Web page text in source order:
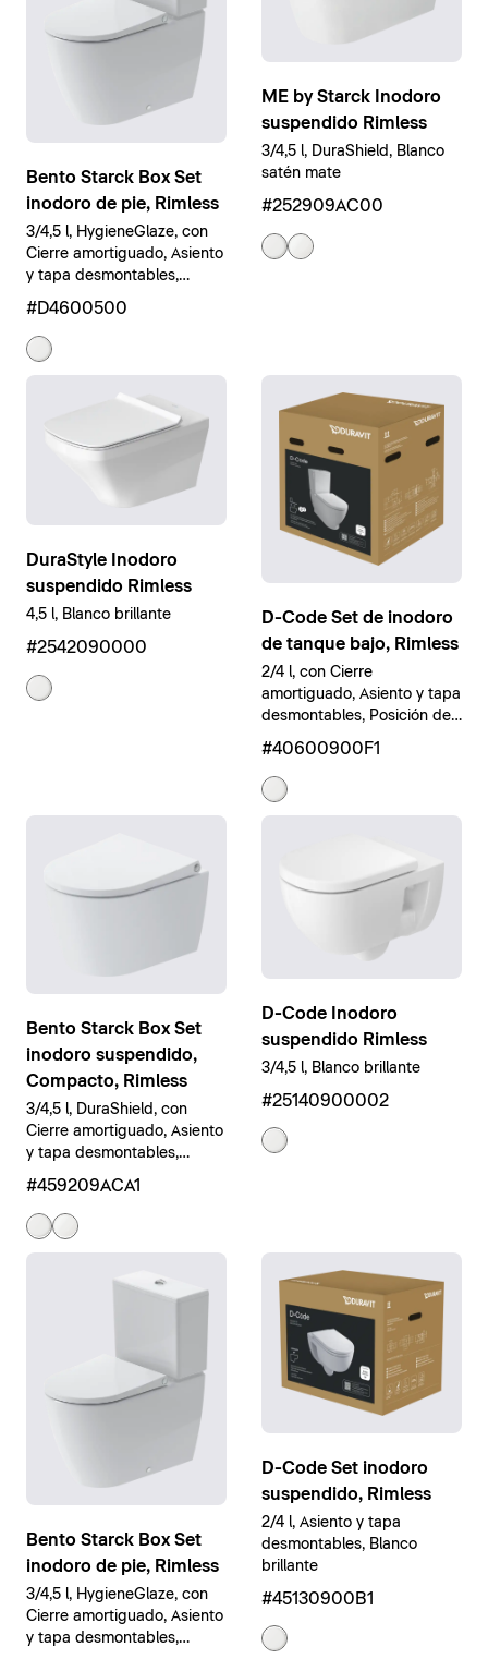
Bento Starck Box Set
inodoro de pie, Rimless
3/4,5 l, HygieneGlaze, con
Cierre amortiguado, Asiento
y tapa desmontables,
Blanco brillante
#D4600500
ME by Starck Inodoro
suspendido Rimless
3/4,5 l, DuraShield, Blanco
satén mate
#252909AC00
DuraStyle Inodoro
suspendido Rimless
4,5 l, Blanco brillante
#2542090000
D-Code Set de inodoro
de tanque bajo, Rimless
2/4 l, con Cierre
amortiguado, Asiento y tapa
desmontables, Posición del
accionamiento de la
brillante
#40600900F1
Bento Starck Box Set
inodoro suspendido,
Compacto, Rimless
3/4,5 l, DuraShield, con
Cierre amortiguado, Asiento
y tapa desmontables,
#459209ACA1
D-Code Inodoro
suspendido Rimless
3/4,5 l, Blanco brillante
#25140900002
Bento Starck Box Set
inodoro de pie, Rimless
3/4,5 l, HygieneGlaze, con
Cierre amortiguado, Asiento
y tapa desmontables,
D-Code Set inodoro
suspendido, Rimless
2/4 l, Asiento y tapa
desmontables, Blanco
brillante
#45130900B1